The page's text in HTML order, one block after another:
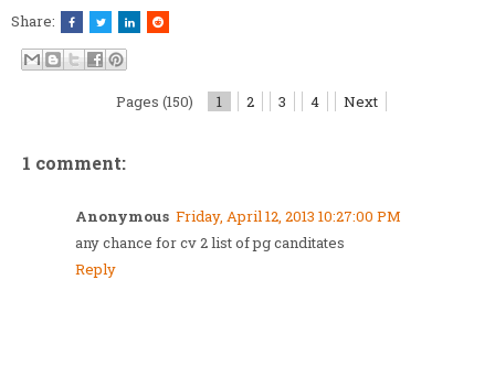
Share:
Pages (150) 1 2 3 4 Next
1 comment:
Anonymous Friday, April 12, 2013 10:27:00 PM
any chance for cv 2 list of pg canditates
Reply